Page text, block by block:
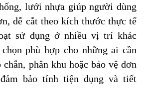
lưới nhựa giúp người dùng
dễ cắt theo kích thước thực tế
sử dụng ở nhiều vị trí khác
phù hợp cho những ai cần
phân khu hoặc bảo vệ đơn
bảo tính tiện dụng và tiết